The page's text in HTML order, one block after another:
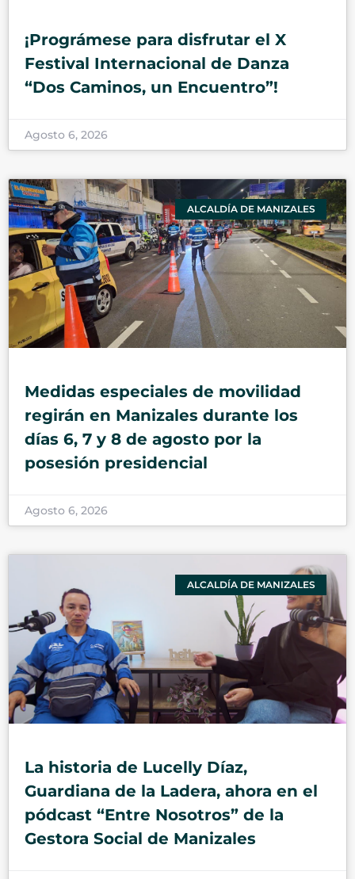
¡Prográmese para disfrutar el X
Festival Internacional de Danza
“Dos Caminos, un Encuentro”!
Agosto 6, 2026
ALCALDÍA DE MANIZALES
Medidas especiales de movilidad
regirán en Manizales durante los
días 6, 7 y 8 de agosto por la
posesión presidencial
Agosto 6, 2026
ALCALDÍA DE MANIZALES
La historia de Lucelly Díaz,
Guardiana de la Ladera, ahora en el
pódcast “Entre Nosotros” de la
Gestora Social de Manizales